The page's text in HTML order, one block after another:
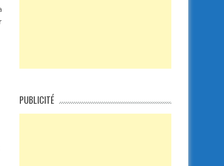
PUBLICITÉ